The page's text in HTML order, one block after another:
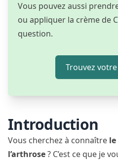
Vous pouvez aussi
ou appliquer la crème de
question.
Trouvez
Introduction
Vous cherchez à connaître
l’arthrose? C’est ce que je